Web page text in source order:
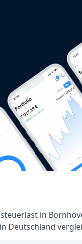
in
Deutschland